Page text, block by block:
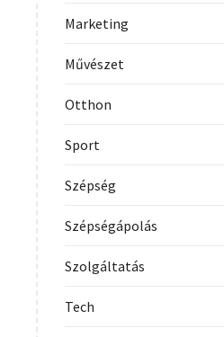
Marketing
Művészet
Otthon
Sport
Szépség
Szépségápolás
Szolgáltatás
Tech